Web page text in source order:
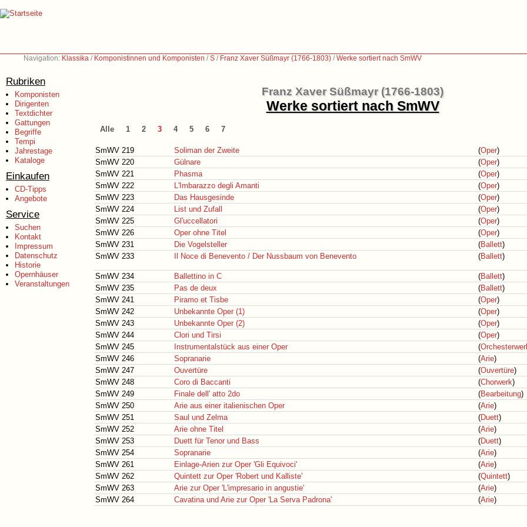
Navigation: Klassika / Komponistinnen und Komponisten /S / Franz Xaver Süßmayr (1766-1803) /Werke sortiert nach SmWV
Rubriken
Komponisten
Dirigenten
Textdichter
Gattungen
Begriffe
Tempi
Jahrestage
Kataloge
Einkaufen
CD-Tipps
Angebote
Service
Suchen
Kontakt
Impressum
Datenschutz
Historie
Opernhäuser
Veranstaltungen
Franz Xaver Süßmayr (1766-1803)
Werke sortiert nach SmWV
Alle 1 2 3 4 5 6 7
SmWV 219 Soliman der Zweite (Oper)
SmWV 220
Gülnare (Oper)
SmWV 221
Phasma (Oper)
SmWV 222
L'Imbarazzo degli Amanti (Oper)
SmWV 223
Das Hausgesinde (Oper)
SmWV 224
List und Zufall (Oper)
SmWV 225
Gl'uccellatori (Oper)
SmWV 226
Oper ohne Titel (Oper)
SmWV 231
Die Vogelsteller (Ballett)
SmWV 233
Il Noce di Benevento / Der Nussbaum von Benevento (Ballett)
SmWV 234 Ballettino in C (Ballett)
SmWV 235
Pas de deux (Ballett)
SmWV 241
Piramo et Tisbe (Oper)
SmWV 242
Unbekannte Oper (1) (Oper)
SmWV 243
Unbekannte Oper (2) (Oper)
SmWV 244
Clori und Tirsi (Oper)
SmWV 245
Instrumentalstück aus einer Oper (
SmWV 246
Sopranarie (Arie)
SmWV 247
Ouvertüre (Ouvertüre)
SmWV 248
Coro di Baccanti (Chorwerk)
SmWV 249
Finale dell' atto 2do (Bearbeitung)
SmWV 250
Arie aus einer italienischen Oper (Arie)
SmWV 251
Saul und Zelma (Duett)
SmWV 252
Arie ohne Titel (Arie)
SmWV 253
Duett für Tenor und Bass (Duett)
SmWV 254
Sopranarie (Arie)
SmWV 261
Einlage-Arien zur Oper 'Gli Equivoci' (Arie)
SmWV 262
Quintett zur Oper 'Robert und Kalliste' (Quintett)
SmWV 263
Arie zur Oper 'L'impresario in angustie' (Arie)
SmWV 264
Cavatina und Arie zur Oper 'La Serva Padrona' (Arie)